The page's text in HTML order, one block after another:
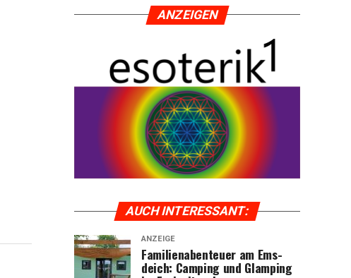
ANZEI­GEN
AUCH INTER­ES­SANT:
ANZEIGE
Fami­li­en­aben­teu­er am Ems­
deich: Cam­ping und Glam­ping